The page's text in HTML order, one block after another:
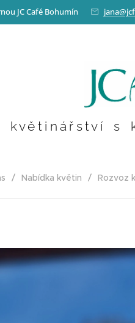
JC Café Bohumín
k v ě t i n á ř s t v í s
Nabídka květin Rozvoz